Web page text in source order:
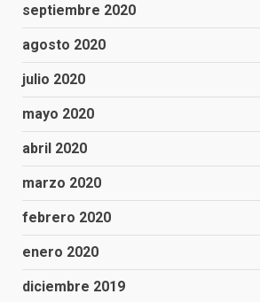
septiembre 2020
agosto 2020
julio 2020
mayo 2020
abril 2020
marzo 2020
febrero 2020
enero 2020
diciembre 2019